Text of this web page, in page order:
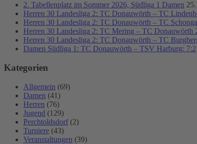
2. Tabellenplatz im Sommer 2026, Südliga 1 Damen
Herren 30 Landesliga 2: TC Donauwörth – TC
Herren 30 Landesliga 2: TC Donauwörth – TC
Herren 30 Landesliga 2: TC Mering – TC Donauwörth
Herren 30 Landesliga 2: TC Donauwörth – TC
Damen Südliga 1: TC Donauwörth – TSV Harburg: 7:2
Kategorien
Allgemein (69)
Damen (41)
Herren (76)
Jugend (129)
Perchtoldsdorf (2)
Turniere (43)
Veranstaltungen (39)